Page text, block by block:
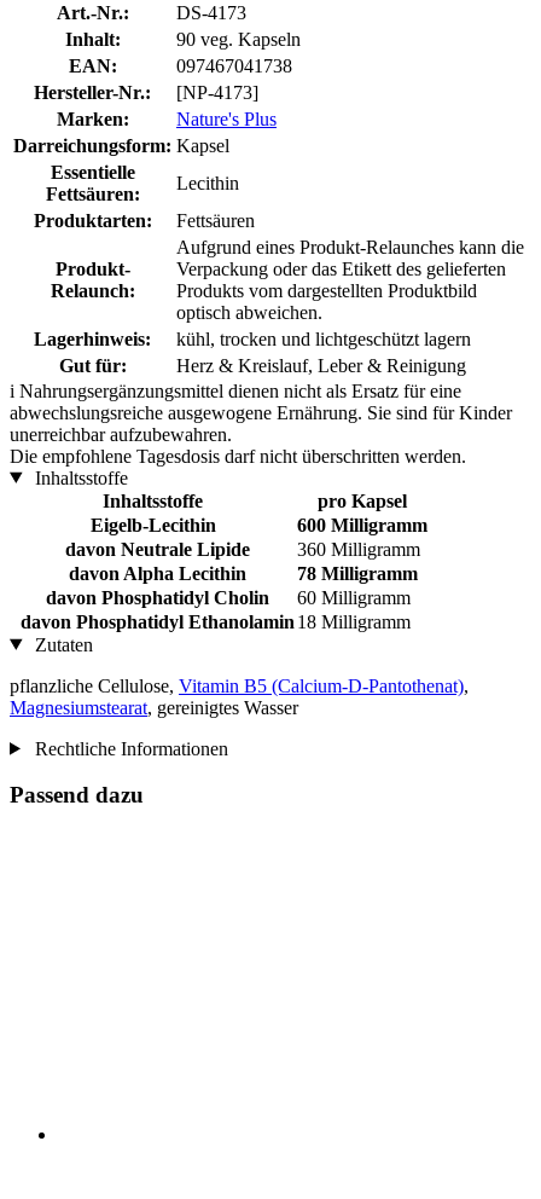
Art.-Nr.:
DS-4173
Inhalt:
90 veg. Kapseln
EAN:
097467041738
Hersteller-Nr.:
[NP-4173]
Marken:
Nature's Plus
Darreichungsform: Kapsel
Essentielle
Fettsäuren:
Lecithin
Produktarten:
Fettsäuren
Produkt-
Relaunch:
Aufgrund eines Produkt-Relaunches kann die
Verpackung oder das Etikett des gelieferten
Produkts vom dargestellten Produktbild
optisch abweichen.
Lagerhinweis:
kühl, trocken und lichtgeschützt lagern
Gut für:
Herz & Kreislauf, Leber & Reinigung
i Nahrungsergänzungsmittel dienen nicht als Ersatz für eine
abwechslungsreiche ausgewogene Ernährung. Sie sind für Kinder
unerreichbar aufzubewahren.
Die empfohlene Tagesdosis darf nicht überschritten werden.
Inhaltsstoffe
Inhaltsstoffe
pro Kapsel
Eigelb-Lecithin
600 Milligramm
davon Neutrale Lipide
360 Milligramm
davon Alpha Lecithin
78 Milligramm
davon Phosphatidyl Cholin
60 Milligramm
davon Phosphatidyl Ethanolamin 18 Milligramm
Zutaten
pflanzliche Cellulose, Vitamin B5 (Calcium-D-Pantothenat),
Magnesiumstearat, gereinigtes Wasser
Rechtliche Informationen
Passend dazu